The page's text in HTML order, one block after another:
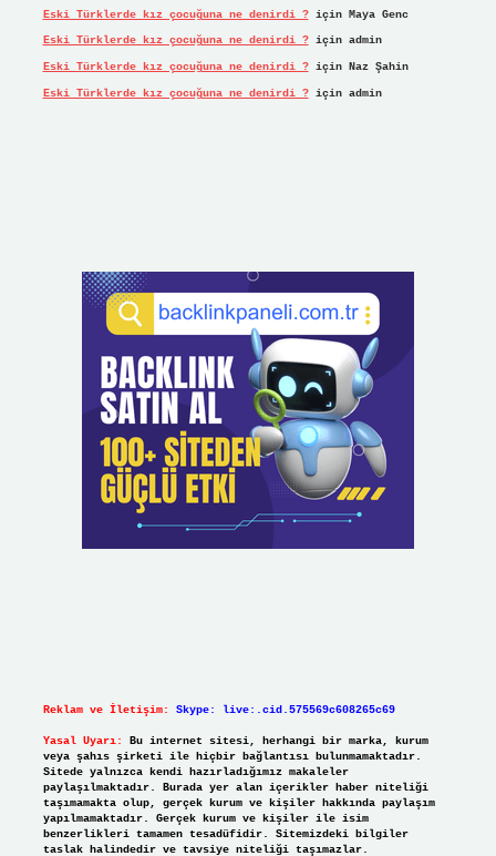
Eski Türklerde kız çocuğuna ne denirdi ?için Maya Genc
Eski Türklerde kız çocuğuna ne denirdi ?için admin
Eski Türklerde kız çocuğuna ne denirdi ?için Naz Şahin
Eski Türklerde kız çocuğuna ne denirdi ?için admin
Reklam ve İletişim: Skype: live:.cid.575569c608265c69
Yasal Uyarı:
Bu internet sitesi, herhangi bir marka, kurum
veya şahıs şirketi ile hiçbir bağlantısı bulunmamaktadır.
Sitede yalnızca kendi hazırladığımız makaleler
paylaşılmaktadır. Burada yer alan içerikler haber niteliği
taşımamakta olup, gerçek kurum ve kişiler hakkında paylaşım
yapılmamaktadır. Gerçek kurum ve kişiler ile isim
benzerlikleri tamamen tesadüfidir. Sitemizdeki bilgiler
taslak halindedir ve tavsiye niteliği taşımazlar.